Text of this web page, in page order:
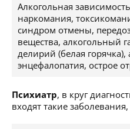
Алкогольная
наркомания,
синдром отмены,
вещества, алкогольный
делирий (белая горячка),
энцефалопатия, острое
Психиатр, в круг
входят такие заболевания,